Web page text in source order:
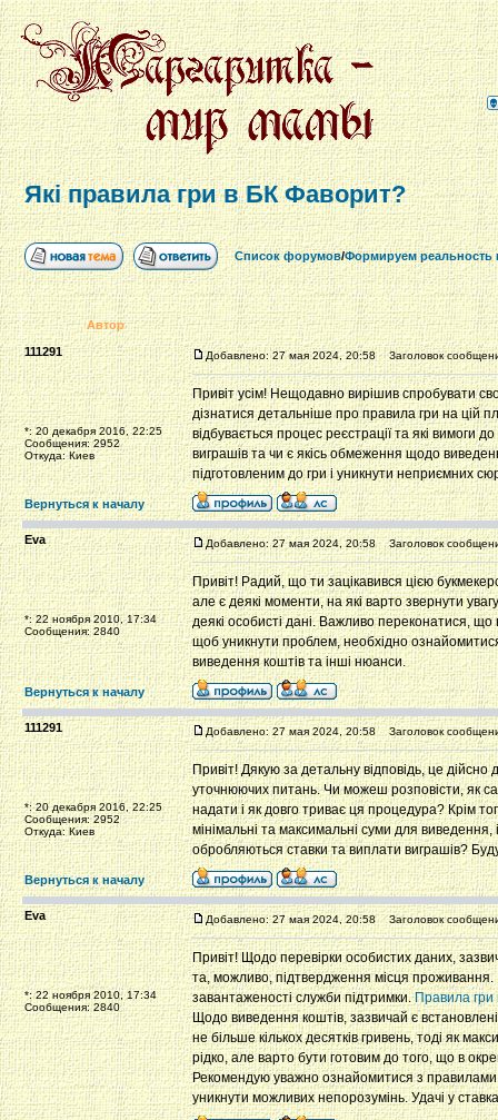
Які правила гри в БК Фаворит?
Список форумов/Формируем реальность
Автор
111291
*: 20 декабря 2016, 22:25
Сообщения: 2952
Откуда: Киев
Добавлено: 27 мая 2024, 20:58 Заголовок
Привіт усім! Нещодавно вирішив спробувати
дізнатися детальніше про правила гри на цій
відбувається процес реєстрації та які вимоги
виграшів та чи є якісь обмеження щодо
підготовленим до гри і уникнути неприємних
Вернуться к началу
Eva
*: 22 ноября 2010, 17:34
Сообщения: 2840
Добавлено: 27 мая 2024, 20:58 Заголовок
Привіт! Радий, що ти зацікавився цією
але є деякі моменти, на які варто звернути
деякі особисті дані. Важливо переконатися, що
щоб уникнути проблем, необхідно
виведення коштів та інші нюанси.
Вернуться к началу
111291
*: 20 декабря 2016, 22:25
Сообщения: 2952
Откуда: Киев
Добавлено: 27 мая 2024, 20:58 Заголовок
Привіт! Дякую за детальну відповідь, це
уточнюючих питань. Чи можеш розповісти, як
надати і як довго триває ця процедура? Крім
мінімальні та максимальні суми для
обробляються ставки та виплати виграшів?
Вернуться к началу
Eva
*: 22 ноября 2010, 17:34
Сообщения: 2840
Добавлено: 27 мая 2024, 20:58 Заголовок
Привіт! Щодо перевірки особистих даних,
та, можливо, підтвердження місця проживання.
завантаженості служби підтримки.Правила
Щодо виведення коштів, зазвичай є
не більше кількох десятків гривень, тоді як
рідко, але варто бути готовим до того, що в
Рекомендую уважно ознайомитися з правилами
уникнути можливих непорозумінь. Удачі у